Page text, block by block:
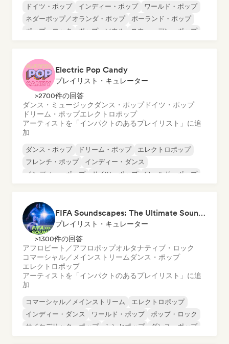
ドイツ・ポップ インディー・ポップ
ワールド・ポップ
ネダーポップ／オランダ・ポップ
ポーランド・ポップ
ポップ・ロック
ポップ・ソウル スウェーデン・ポップ
Electric Pop Candy
プレイリスト・キュレーター
>2700件の回答
ダンス・ミュージック ダンス・ポップドイツ・ポップ
ドリーム・ポップエレクトロポップ
アーティストを「インパクトのあるプレイリスト」に追
加
ダンス・ポップ ドリーム・ポップ
エレクトロポップ
フレンチ・ポップ
インディー・ダンス
インディー・ポップ
ドイツ・ポップ ワールド・ポップ
FIFA Soundscapes: The Ultimate Soundtrack ⚽️ Festival Indie, Electropop & Dance Anthems
プレイリスト・キュレーター
>1300件の回答
アフロビート／アフロポップオルタナティブ・ロック
コマーシャル／メインストリーム ダンス・ポップ
エレクトロポップ
アーティストを「インパクトのあるプレイリスト」に追
加
コマーシャル／メインストリーム
エレクトロポップ
インディー・ダンス
ワールド・ポップ
ポップ・ロック
サイケデリック・ポップ
シンセポップ ダンス・ポップ